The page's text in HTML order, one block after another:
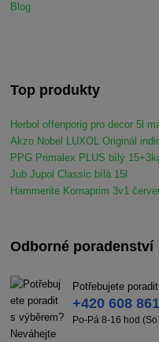
Blog
Top produkty
Herbol offenporig pro decor 5l
Akzo Nobel LUXOL Originál
PPG Primalex PLUS bílý
Jub Jupol Classic bílá 15l
Hammerite Komaprim 3v1
Odborné poradenství
Potřebujete
+420 608
Po-Pá 8-16 hod